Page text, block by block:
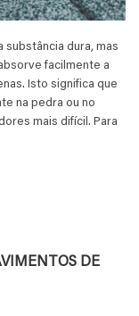
dura, mas
facilmente a
Isto significa que
na pedra ou no
mais difícil. Para
DE